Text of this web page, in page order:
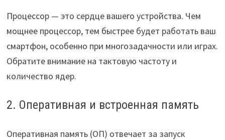
Процессор — это сердце вашего устройства. Чем
мощнее процессор, тем быстрее будет работать ваш
смартфон, особенно при многозадачности или играх.
Обратите внимание на тактовую частоту и
количество ядер.
2. Оперативная и встроенная память
Оперативная память (ОП) отвечает за запуск